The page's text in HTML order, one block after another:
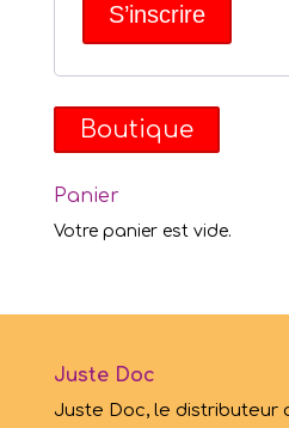
S’inscrire
Boutique
Panier
Votre panier est vide.
Juste Doc
Juste Doc, le distributeur